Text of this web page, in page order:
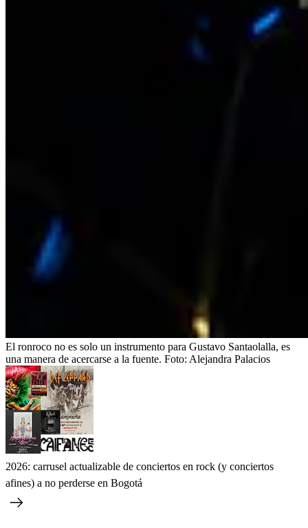
El ronroco no es solo un instrumento para Gustavo Santaolalla, es
una manera de acercarse a la fuente. Foto: Alejandra Palacios
2026: carrusel actualizable de conciertos en rock (y conciertos
afines) a no perderse en Bogotá